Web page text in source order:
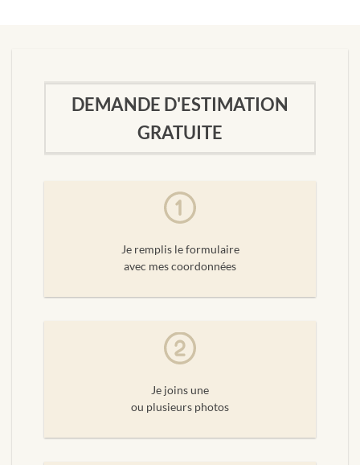
DEMANDE D'ESTIMATION
GRATUITE
Je remplis le formulaire
avec mes coordonnées
Je joins une
ou plusieurs photos